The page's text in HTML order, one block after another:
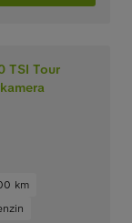
TSI Tour
km